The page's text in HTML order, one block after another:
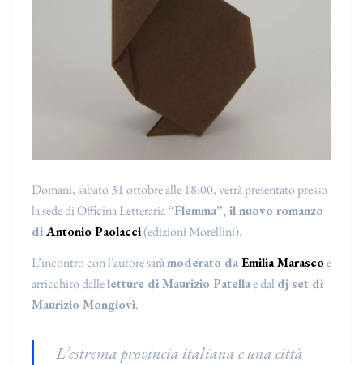
Domani, sabato 31 ottobre alle 18:00, verrà presentato presso
la sede di Officina Letteraria“Flemma”, il nuovo romanzo
diAntonio Paolacci(edizioni Morellini).
L’incontro con l’autore saràmoderato daEmilia Marascoe
arricchito dalleletture di Maurizio Patellae dal dj set di
Maurizio Mongiovì.
L’estrema provincia italiana e una città